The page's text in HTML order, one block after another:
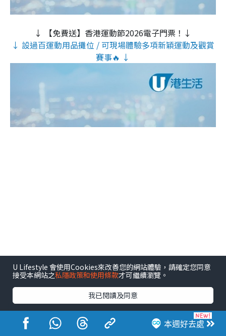
↓ 【免費送】香港運動節2026電子門票！↓
↓ 設過百運動用品攤位 / 可現場體驗多項新穎運動及觀賞
賽事🔥 ↓
相關文章
本週好去處
U Lifestyle 會使用Cookies來改善您的網站體驗，請確定您同意
接受本網站之私隱政策和使用條款才可繼續瀏覽。
我已閱讀及同意